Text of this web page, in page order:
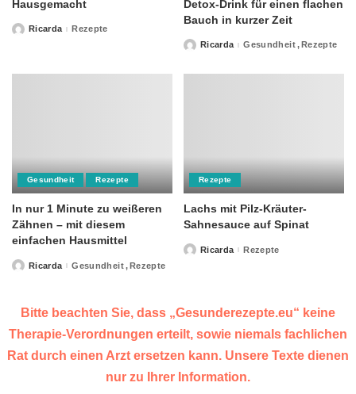
Hausgemacht
PostedRicarda Rezepte
Detox-Drink für einen flachen
Bauch in kurzer Zeit
PostedRicarda Gesundheit Rezepte
Gesundheit Rezepte
In nur 1 Minute zu weißeren
Zähnen – mit diesem
einfachen Hausmittel
PostedRicarda Gesundheit Rezepte
Rezepte
Lachs mit Pilz-Kräuter-
Sahnesauce auf Spinat
PostedRicarda Rezepte
Bitte beachten Sie, dass „Gesunderezepte.eu“ keine
Therapie-Verordnungen erteilt, sowie niemals fachlichen
Rat durch einen Arzt ersetzen kann. Unsere Texte dienen
nur zu Ihrer Information.